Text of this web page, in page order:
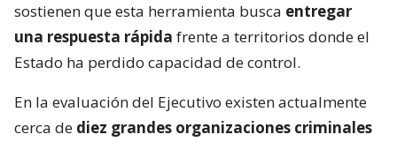
sostienen que esta herramienta busca entregar
una respuesta rápida frente a territorios donde el
Estado ha perdido capacidad de control.
En la evaluación del Ejecutivo existen actualmente
cerca de diez grandes organizaciones criminales